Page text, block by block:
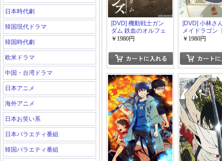
日本時代劇
韓国現代ドラマ
韓国時代劇
欧米ドラマ
中国・台湾ドラマ
日本アニメ
海外アニメ
日本お笑い系
日本バラエティ番組
韓国バラエティ番組
[DVD] 機動戦士ガン
ダム 鉄血のオルフェ
ンズ 弐【完全版】(初
￥1980円
[DVD] 小林さ
メイドラゴン
版】(初回生
￥1980円